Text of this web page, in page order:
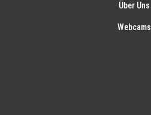
Über Uns
Webcams